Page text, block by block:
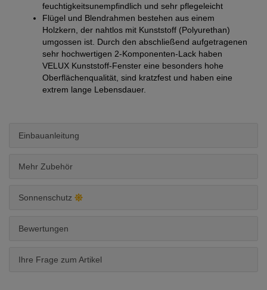
feuchtigkeitsunempfindlich und sehr pflegeleicht
Flügel und Blendrahmen bestehen aus einem
Holzkern, der nahtlos mit Kunststoff (Polyurethan)
umgossen ist. Durch den abschließend aufgetragenen
sehr hochwertigen 2-Komponenten-Lack haben
VELUX Kunststoff-Fenster eine besonders hohe
Oberflächenqualität, sind kratzfest und haben eine
extrem lange Lebensdauer.
Einbauanleitung
Mehr Zubehör
Sonnenschutz
Bewertungen
Ihre Frage zum Artikel